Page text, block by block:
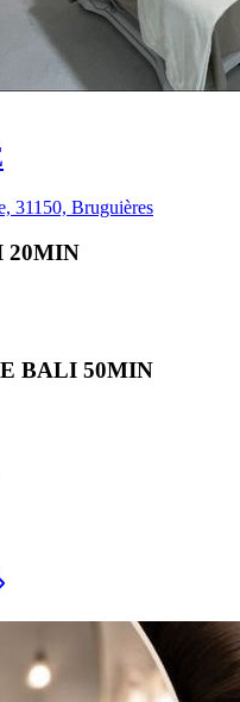
31150, Bruguières
20MIN
BALI 50MIN